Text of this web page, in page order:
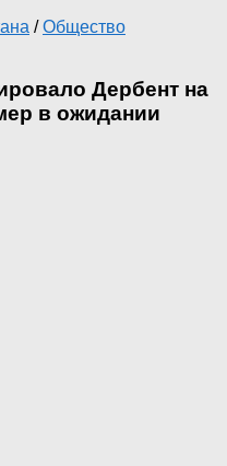
/ Общество
Дербент на
в ожидании